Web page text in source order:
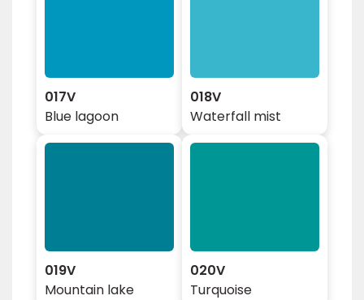
017V
Blue lagoon
018V
Waterfall mist
019V
Mountain lake
020V
Turquoise